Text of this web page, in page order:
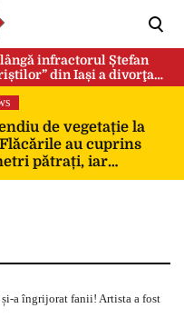
infractorul Ștefan
din Iași a divorţat
de vegetație la
au cuprins
pătrați, iar
intervenit de urgență